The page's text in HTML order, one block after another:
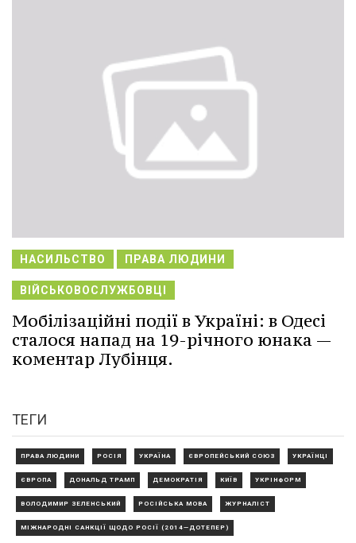
НАСИЛЬСТВО ПРАВА ЛЮДИНИ
ВІЙСЬКОВОСЛУЖБОВЦІ
Мобілізаційні події в Україні: в Одесі
сталося напад на 19-річного юнака —
коментар Лубінця.
ТЕГИ
ПРАВА ЛЮДИНИ РОСІЯ УКРАЇНА ЄВРОПЕЙСЬКИЙ СОЮЗ УКРАЇНЦІ
ЄВРОПА ДОНАЛЬД ТРАМП ДЕМОКРАТІЯ КИЇВ УКРІНФОРМ
ВОЛОДИМИР ЗЕЛЕНСЬКИЙ РОСІЙСЬКА МОВА ЖУРНАЛІСТ
МІЖНАРОДНІ САНКЦІЇ ЩОДО РОСІЇ (2014—ДОТЕПЕР)